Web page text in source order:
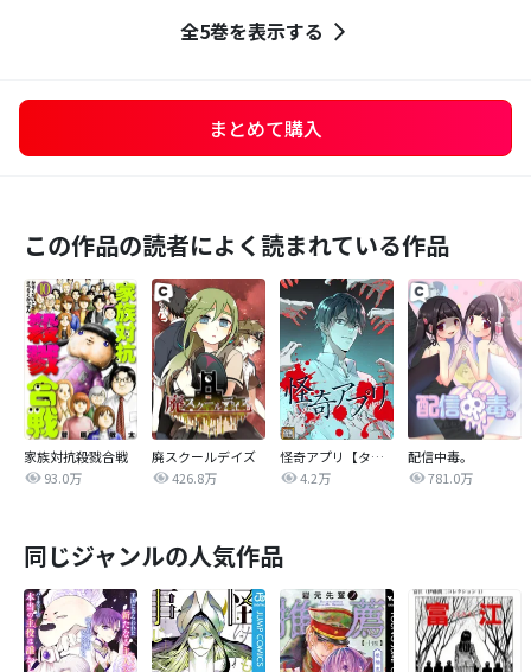
全5巻を表示する
まとめて購入
この作品の読者によく読まれている作品
家族対抗殺戮合戦
93.0万
廃スクールデイズ
426.8万
怪奇アプリ【タテヨミ】
4.2万
配信中毒。
781.0万
同じジャンルの人気作品